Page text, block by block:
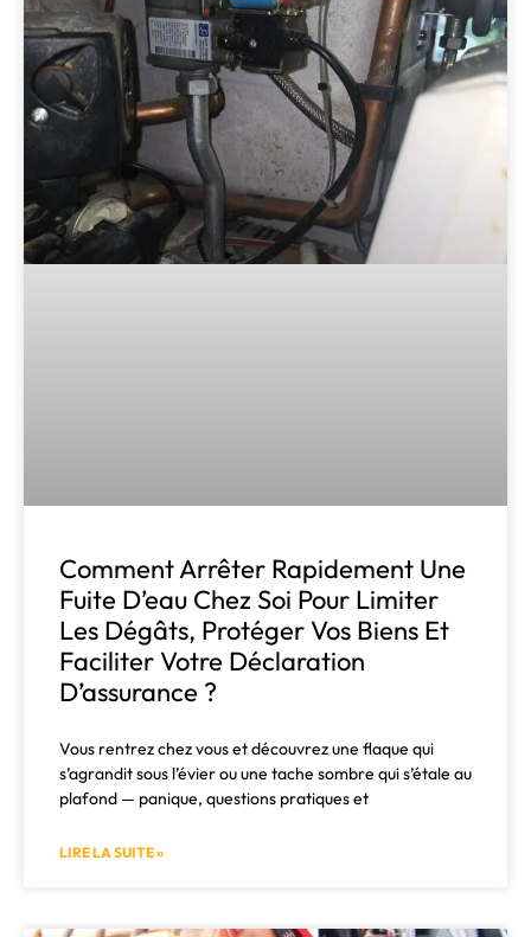
Comment Arrêter Rapidement Une
Fuite D’eau Chez Soi Pour Limiter
Les Dégâts, Protéger Vos Biens Et
Faciliter Votre Déclaration
D’assurance ?
Vous rentrez chez vous et découvrez une flaque qui
s’agrandit sous l’évier ou une tache sombre qui s’étale au
plafond — panique, questions pratiques et
LIRE LA SUITE »